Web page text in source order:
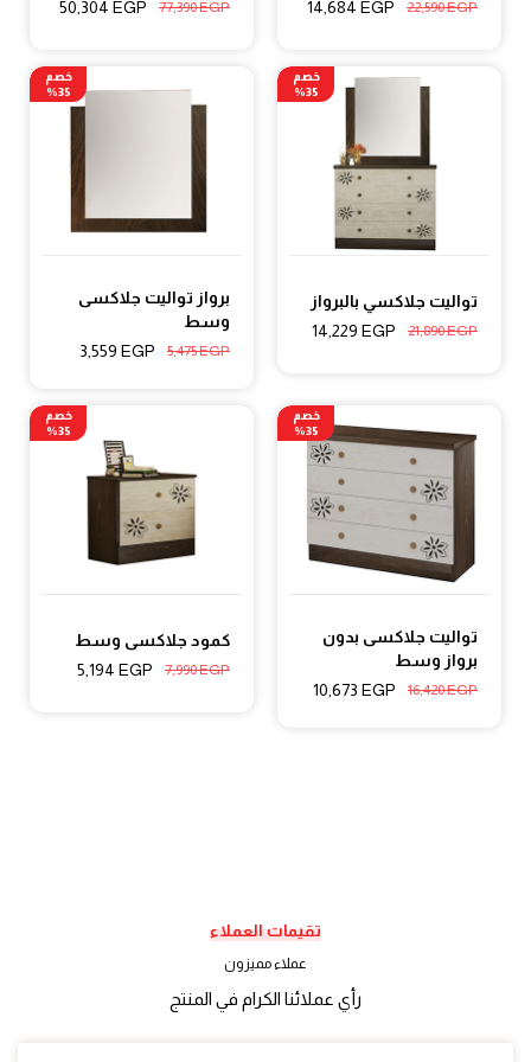
22,590EGP
14,684 EGP
77,390EGP
50,304 EGP
تواليت جلاكسي بالبرواز
21,890EGP
14,229 EGP
خصم
35%
برواز تواليت جلاكسى
وسط
5,475EGP
3,559 EGP
خصم
35%
تواليت جلاكسى بدون
برواز وسط
16,420EGP
10,673 EGP
خصم
35%
كمود جلاكسى وسط
7,990EGP
5,194 EGP
خصم
35%
تقيمات العملاء
عملاء مميزون
رأي عملائنا الكرام في المنتج